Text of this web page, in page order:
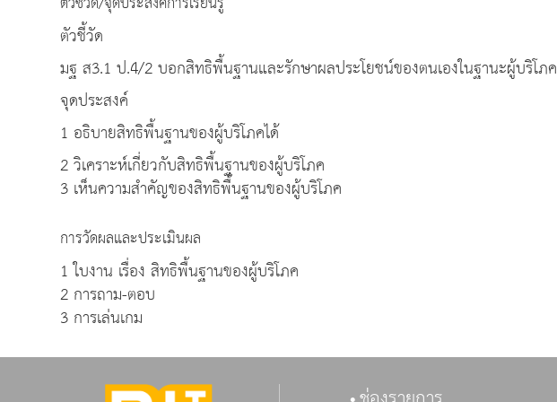
ตัวชี้วัด
มฐ ส3.1 ป.4/2 บอกสิทธิพื้นฐานและรักษาผลประโยชน์ของตนเองในฐานะผู้บริโภค
จุดประสงค์
1 อธิบายสิทธิพื้นฐานของผู้บริโภคได้
2 วิเคราะห์เกี่ยวกับสิทธิพื้นฐานของผู้บริโภค
3 เห็นความสำคัญของสิทธิพื้นฐานของผู้บริโภค
การวัดผลและประเมินผล
1 ใบงาน เรื่อง สิทธิพื้นฐานของผู้บริโภค
2 การถาม-ตอบ
3 การเล่นเกม